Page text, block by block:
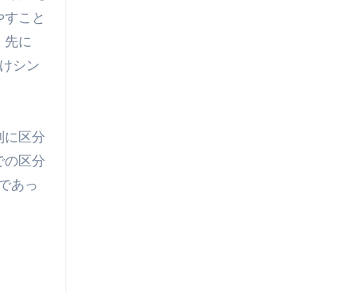
こと
先に
シン
に区分
の区分
あっ